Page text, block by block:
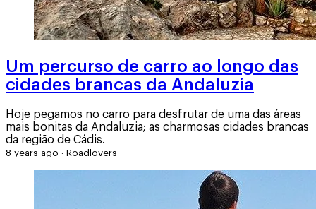
Um percurso de carro ao longo das
cidades brancas da Andaluzia
Hoje pegamos no carro para desfrutar de uma das áreas
mais bonitas da Andaluzia; as charmosas cidades brancas
da região de Cádis.
8 years ago · Roadlovers